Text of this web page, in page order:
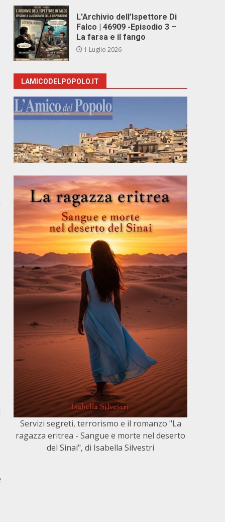
L’Archivio dell’Ispettore Di
Falco | 46909 -Episodio 3 –
La farsa e il fango
1 Luglio 2026
LAMICODELPOPOLO.IT
Servizi segreti, terrorismo e il romanzo "La
ragazza eritrea - Sangue e morte nel deserto
del Sinai", di Isabella Silvestri